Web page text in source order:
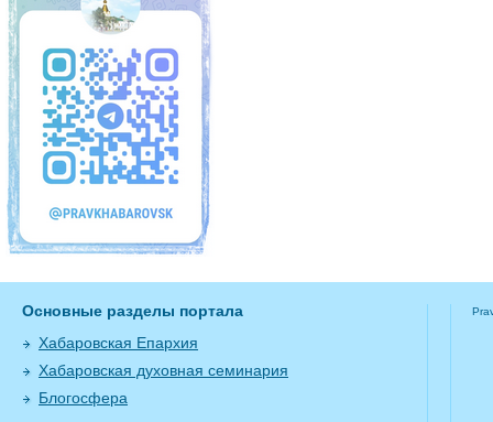
Основные разделы портала
Хабаровская Епархия
Хабаровская духовная семинария
Блогосфера